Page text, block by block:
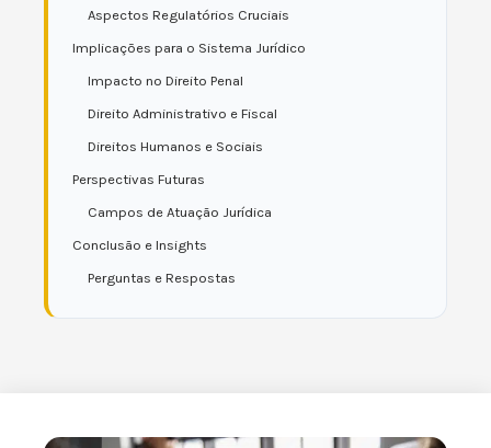
Aspectos Regulatórios Cruciais
Implicações para o Sistema Jurídico
Impacto no Direito Penal
Direito Administrativo e Fiscal
Direitos Humanos e Sociais
Perspectivas Futuras
Campos de Atuação Jurídica
Conclusão e Insights
Perguntas e Respostas